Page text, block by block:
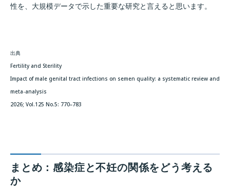
性を、大規模データで示した重要な研究と言えると思います。
出典
Fertility and Sterility
Impact of male genital tract infections on semen quality: a systematic review and
meta-analysis
2026; Vol.125 No.5: 770–783
まとめ：感染症と不妊の関係をどう考える
か